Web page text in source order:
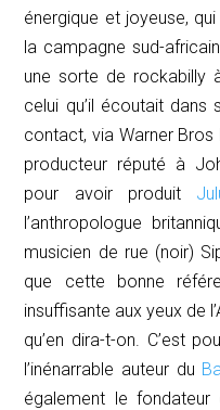
énergique et joyeuse,
la campagne sud-
une sorte de rockabilly
celui qu’il écoutait
contact, via Warner Bros
producteur réputé à
pour avoir produit
l’anthropologue
musicien de rue (noir)
que cette bonne
insuffisante aux yeux de
qu’en dira-t-on. C’est
l’inénarrable auteur du
également le fondateur